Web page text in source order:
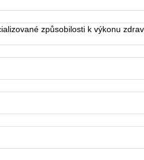
způsobilosti k výkonu